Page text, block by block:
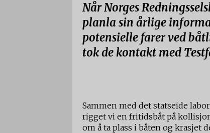
Når Norges
planla sin årlige
potensielle farer ved
tok de kontakt med
Sammen med det statseide
rigget vi en fritidsbåt på
om å ta plass i båten og krasjet